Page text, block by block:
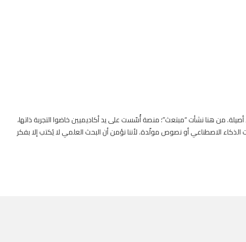
من هنا نشأت “مبتعث”؛ منصة أُسّست على يد أكاديميين خاضوا التجربة ذاتها،
الاصطناعي أو نصوص مولّدة. لأننا نؤمن أن البحث العلمي لا يُكتب إلا بفكر